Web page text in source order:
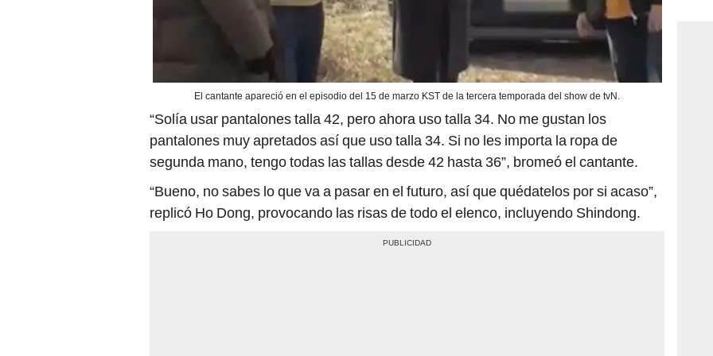
El cantante apareció en el episodio del 15 de marzo KST de la tercera temporada del show de tvN.
“Solía usar pantalones talla 42, pero ahora uso talla 34. No me gustan los
pantalones muy apretados así que uso talla 34. Si no les importa la ropa de
segunda mano, tengo todas las tallas desde 42 hasta 36”, bromeó el cantante.
“Bueno, no sabes lo que va a pasar en el futuro, así que quédatelos por si acaso”,
replicó Ho Dong, provocando las risas de todo el elenco, incluyendo Shindong.